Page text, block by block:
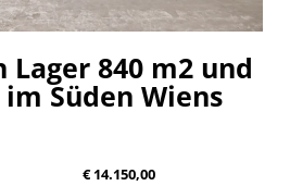
840 m2 und
Süden Wiens
€ 14.150,00